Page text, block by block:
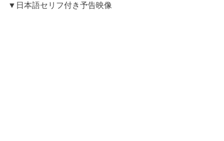
▼日本語セリフ付き予告映像